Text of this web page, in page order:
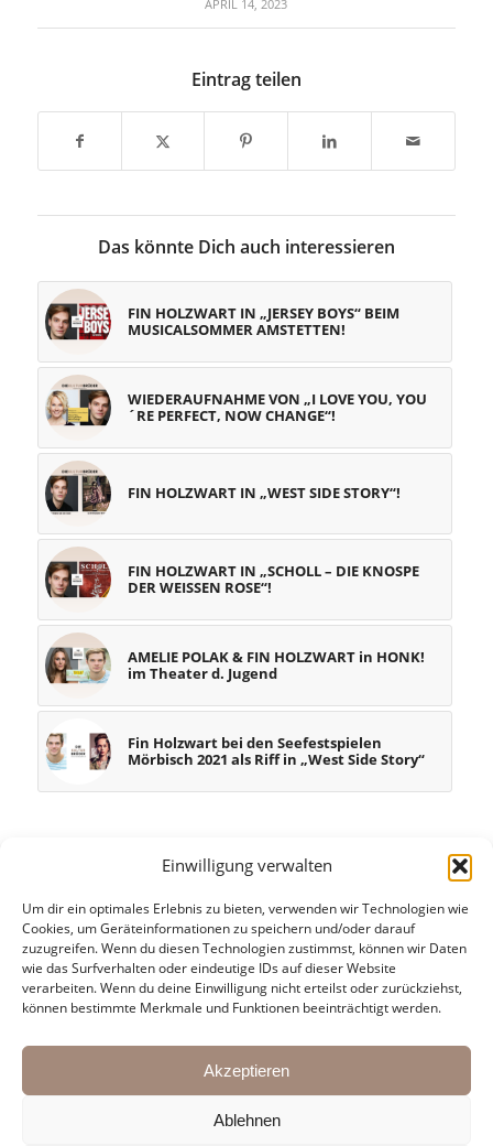
Einwilligung verwalten
Um dir ein optimales Erlebnis zu bieten, verwenden wir Technologien wie
Cookies, um Geräteinformationen zu speichern und/oder darauf
zuzugreifen. Wenn du diesen Technologien zustimmst, können wir Daten
wie das Surfverhalten oder eindeutige IDs auf dieser Website
verarbeiten. Wenn du deine Einwilligung nicht erteilst oder zurückziehst,
können bestimmte Merkmale und Funktionen beeinträchtigt werden.
Akzeptieren
Ablehnen
APRIL 14, 2023
Eintrag teilen
Das könnte Dich auch interessieren
FIN HOLZWART IN „JERSEY BOYS“ BEIM
MUSICALSOMMER AMSTETTEN!
WIEDERAUFNAHME VON „I LOVE YOU, YOU
´RE PERFECT, NOW CHANGE“!
FIN HOLZWART IN „WEST SIDE STORY“!
FIN HOLZWART IN „SCHOLL – DIE KNOSPE
DER WEISSEN ROSE“!
AMELIE POLAK & FIN HOLZWART in HONK!
im Theater d. Jugend
Fin Holzwart bei den Seefestspielen
Mörbisch 2021 als Riff in „West Side Story“
KONTAKT: